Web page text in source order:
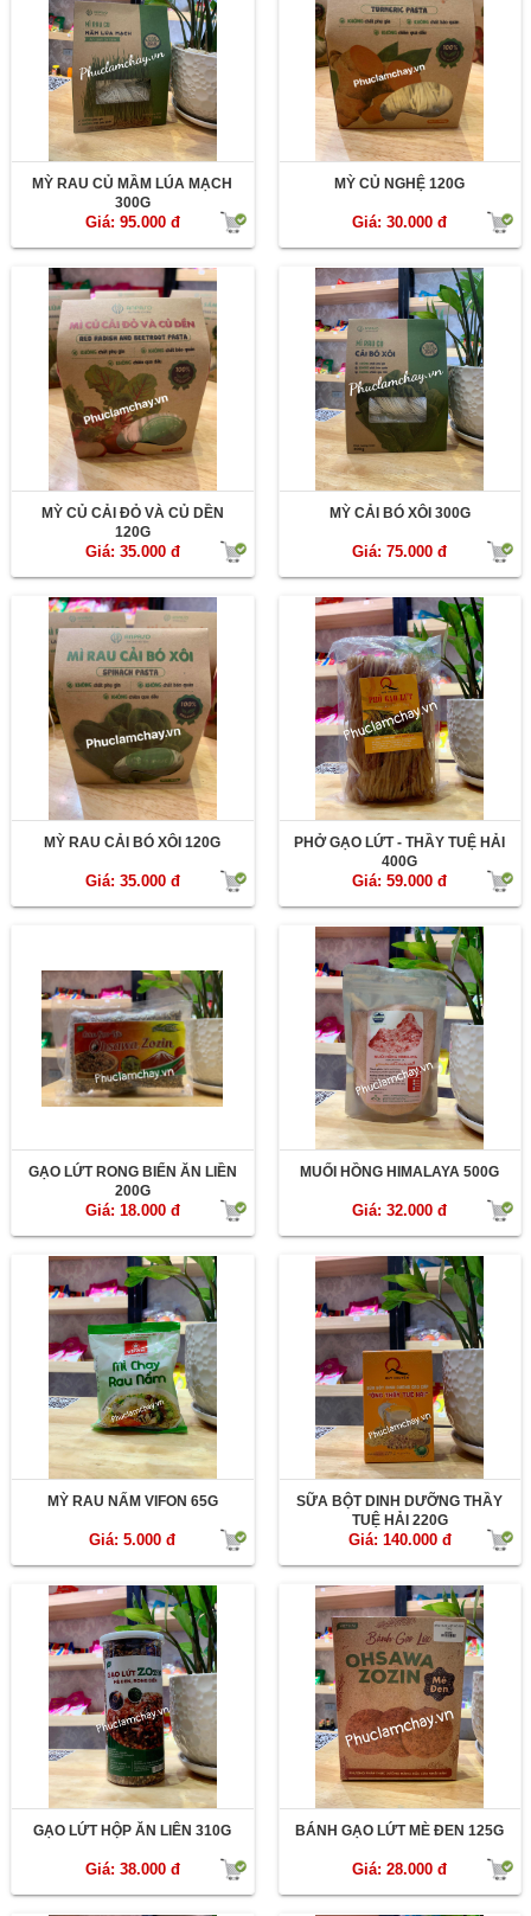
MỲ RAU CỦ MẦM LÚA MẠCH
300G
Giá: 95.000 đ
MỲ CỦ NGHỆ 120G
Giá: 30.000 đ
MỲ CỦ CẢI ĐỎ VÀ CỦ DỀN
120G
Giá: 35.000 đ
MỲ CẢI BÓ XÔI 300G
Giá: 75.000 đ
MỲ RAU CẢI BÓ XÔI 120G
Giá: 35.000 đ
PHỞ GẠO LỨT - THẦY TUỆ HẢI
400G
Giá: 59.000 đ
GẠO LỨT RONG BIỂN ĂN LIỀN
200G
Giá: 18.000 đ
MUỐI HỒNG HIMALAYA 500G
Giá: 32.000 đ
MỲ RAU NẤM VIFON 65G
Giá: 5.000 đ
SỮA BỘT DINH DƯỠNG THẦY
TUỆ HẢI 220G
Giá: 140.000 đ
GẠO LỨT HỘP ĂN LIÊN 310G
Giá: 38.000 đ
BÁNH GẠO LỨT MÈ ĐEN 125G
Giá: 28.000 đ